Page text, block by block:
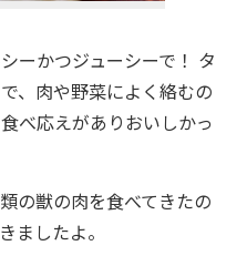
ーかつジューシーで！ タ
、肉や野菜によく絡むの
べ応えがありおいしかっ
の獣の肉を食べてきたの
ましたよ。